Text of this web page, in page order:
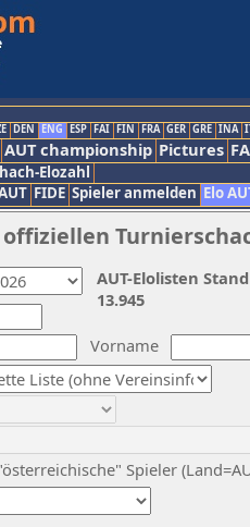
DEN ENG ESP FAI FIN FRA GER GRE INA
AUT championship Pictures
Elozahl
FIDE Spieler anmelden Elo
Vorname
Spieler
AUT-Elolisten
13.945